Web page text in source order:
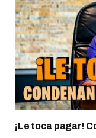
¡Le toca pagar!